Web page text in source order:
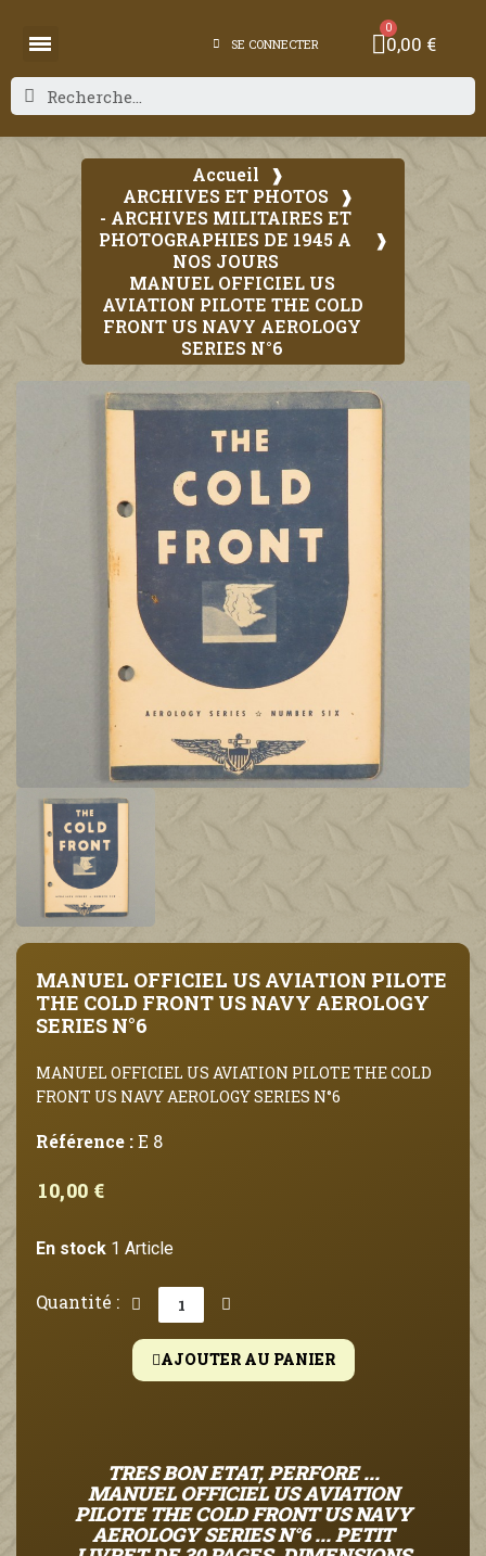
SE CONNECTER 0,00 €
Accueil
ARCHIVES ET PHOTOS
- ARCHIVES MILITAIRES ET
PHOTOGRAPHIES DE 1945 A
NOS JOURS
MANUEL OFFICIEL US
AVIATION PILOTE THE COLD
FRONT US NAVY AEROLOGY
SERIES N°6
MANUEL OFFICIEL US AVIATION PILOTE
THE COLD FRONT US NAVY AEROLOGY
SERIES N°6
MANUEL OFFICIEL US AVIATION PILOTE THE COLD
FRONT US NAVY AEROLOGY SERIES N°6
Référence :E 8
10,00 €
En stock 1 Article
Quantité :
AJOUTER AU PANIER
TRES BON ETAT, PERFORE ...
MANUEL OFFICIEL US AVIATION
PILOTE THE COLD FRONT US NAVY
AEROLOGY SERIES N°6 ... PETIT